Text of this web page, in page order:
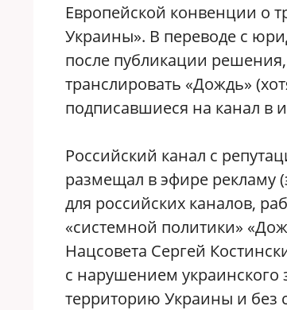
Европейской конвенции о
Украины». В переводе с
после публикации
транслировать «Дождь»
подписавшиеся на канал в
Российский канал с
размещал в эфире рекламу
для российских каналов,
«системной политики»
Нацсовета Сергей
с нарушением украинского
территорию Украины и без